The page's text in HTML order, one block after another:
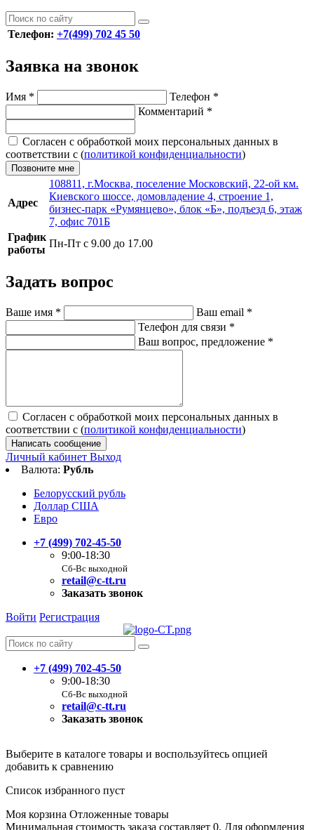
Телефон: +7(499) 702 45 50
Заявка на звонок
Имя * Телефон *
Комментарий *
Согласен с обработкой моих персональных данных в
соответствии с (политикой конфиденциальности)
Позвоните мне
Адрес
108811, г.Москва, поселение Московский, 22-ой км.
Киевского шоссе, домовладение 4, строение 1,
бизнес-парк «Румянцево», блок «Б», подъезд 6, этаж
7, офис 701Б
График
работы
Пн-Пт с 9.00 до 17.00
Задать вопрос
Ваше имя * Ваш email *
Телефон для связи *
Ваш вопрос, предложение *
Согласен с обработкой моих персональных данных в
соответствии с (политикой конфиденциальности)
Написать сообщение
Личный кабинет Выход
Валюта: Рубль
Белорусский рубль
Доллар США
Евро
+7 (499) 702-45-50
9:00-18:30
Сб-Вс выходной
retail@c-tt.ru
Заказать звонок
Войти Регистрация
+7 (499) 702-45-50
9:00-18:30
Сб-Вс выходной
retail@c-tt.ru
Заказать звонок
Выберите в каталоге товары и воспользуйтесь опцией
добавить к сравнению
Список избранного пуст
Моя корзина Отложенные товары
Минимальная стоимость заказа составляет 0. Для оформления